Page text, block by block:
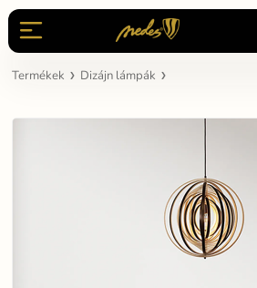
Termékek Dizájn lámpák